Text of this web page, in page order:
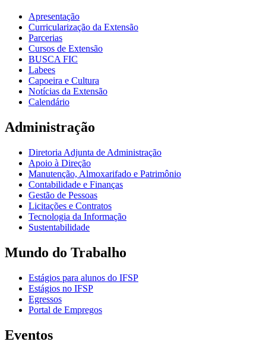
Apresentação
Curricularização da Extensão
Parcerias
Cursos de Extensão
BUSCA FIC
Labees
Capoeira e Cultura
Notícias da Extensão
Calendário
Administração
Diretoria Adjunta de Administração
Apoio à Direção
Manutenção, Almoxarifado e Patrimônio
Contabilidade e Finanças
Gestão de Pessoas
Licitações e Contratos
Tecnologia da Informação
Sustentabilidade
Mundo do Trabalho
Estágios para alunos do IFSP
Estágios no IFSP
Egressos
Portal de Empregos
Eventos